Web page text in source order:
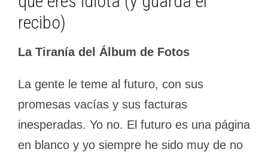
recibo)
La Tiranía del Álbum de Fotos
La gente le teme al futuro, con sus
promesas vacías y sus facturas
inesperadas. Yo no. El futuro es una página
en blanco y yo siempre he sido muy de no